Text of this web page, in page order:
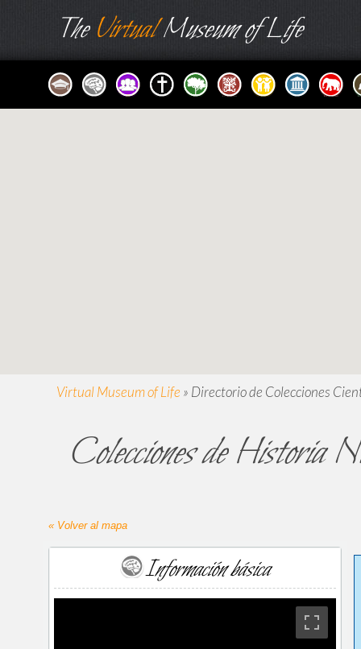
TheVirtualMuseum of Life
Virtual Museum of Life » Directorio de Colecciones
Colecciones de
« Volver al mapa
Información básica